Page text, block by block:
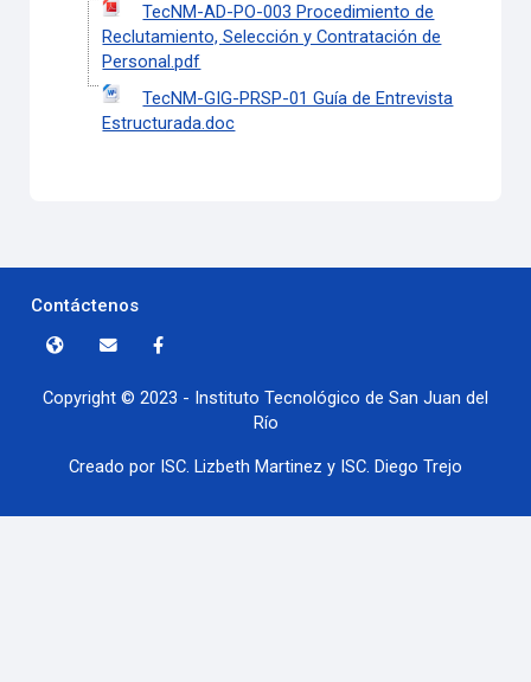
TecNM-AD-PO-003 Procedimiento de
Reclutamiento, Selección y Contratación de
Personal.pdf
TecNM-GIG-PRSP-01 Guía de Entrevista
Estructurada.doc
Contáctenos
Copyright © 2023 - Instituto Tecnológico de San Juan del
Río
Creado por ISC. Lizbeth Martinez y ISC. Diego Trejo